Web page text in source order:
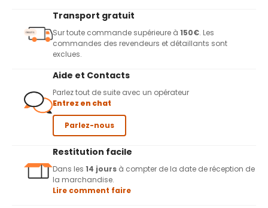
Transport gratuit
Sur toute commande supérieure à 150€. Les
commandes des revendeurs et détaillants sont
exclues.
Aide et Contacts
Parlez tout de suite avec un opérateur
Entrez en chat
Parlez-nous
Restitution facile
Dans les 14 jours à compter de la date de réception de
la marchandise.
Lire comment faire